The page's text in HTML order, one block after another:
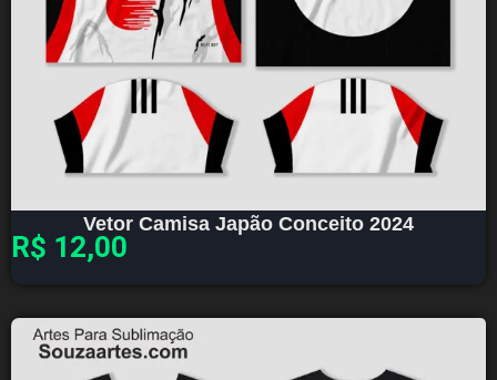
Vetor Camisa Japão Conceito 2024
R$ 12,00